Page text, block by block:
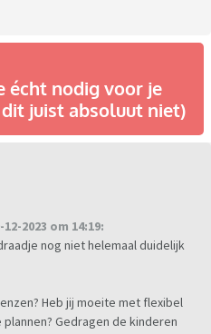
écht nodig voor je
juist absoluut niet)
2023 om 14:19:
nog niet helemaal duidelijk
Heb jij moeite met flexibel
Gedragen de kinderen